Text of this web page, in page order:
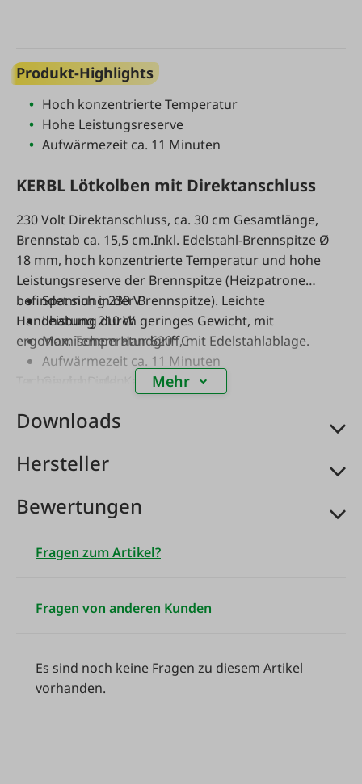
Produkt-Highlights
Hoch konzentrierte Temperatur
Hohe Leistungsreserve
Aufwärmezeit ca. 11 Minuten
KERBL Lötkolben mit Direktanschluss
230 Volt Direktanschluss, ca. 30 cm Gesamtlänge,
Brennstab ca. 15,5 cm.Inkl. Edelstahl-Brennspitze Ø
18 mm, hoch konzentrierte Temperatur und hohe
Leistungsreserve der Brennspitze (Heizpatrone
befindet sich in der Brennspitze). Leichte
Handhabung durch geringes Gewicht, mit
ergonomischem Handgriff, mit Edelstahlablage.
Spannung 230 V
Leistung 210 W
Max. Temperatur 620° C
Aufwärmezeit ca. 11 Minuten
Gewicht inkl. Kabel 630 g
Mehr
Downloads
Hersteller
Bewertungen
Fragen zum Artikel?
Fragen von anderen Kunden
Es sind noch keine Fragen zu diesem Artikel
vorhanden.